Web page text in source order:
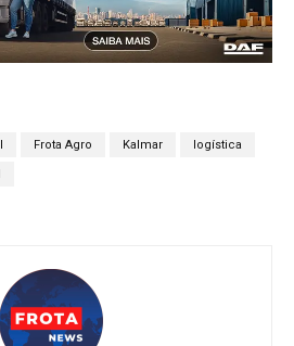
Frota Agro Kalmar logística